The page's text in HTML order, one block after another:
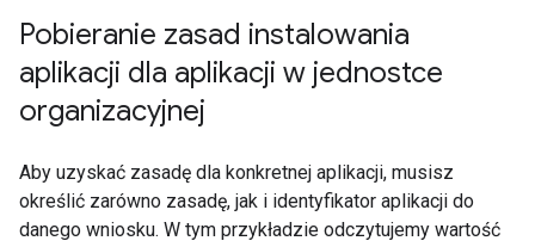
Pobieranie zasad instalowania
aplikacji dla aplikacji w jednostce
organizacyjnej
Aby uzyskać zasadę dla konkretnej aplikacji, musisz
określić zarówno zasadę, jak i identyfikator aplikacji do
danego wniosku. W tym przykładzie odczytujemy wartość